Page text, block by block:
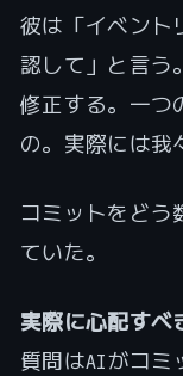
彼は「イベント
認して」と言う
修正する。一つ
の。実際には我
コミットをどう
ていた。
実際に心配すべ
質問はAIがコミ